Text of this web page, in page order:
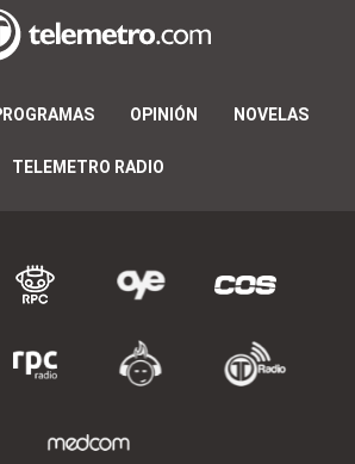
OPINIÓN NOVELAS
TELEMETRO RADIO